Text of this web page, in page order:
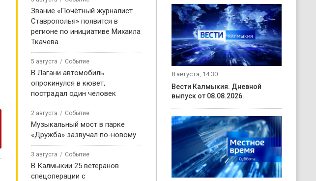
Звание «Почётный журналист
Ставрополья» появится в
регионе по инициативе Михаила
Ткачева
5 августа Событие
В Лагани автомобиль
опрокинулся в кювет,
пострадал один человек
2 августа Событие
Музыкальный мост в парке
«Дружба» зазвучал по-новому
3 августа Событие
В Калмыкии 25 ветеранов
спецоперации с
8 августа, 14:30
Вести Калмыкия. Дневной
выпуск от 08.08.2026.